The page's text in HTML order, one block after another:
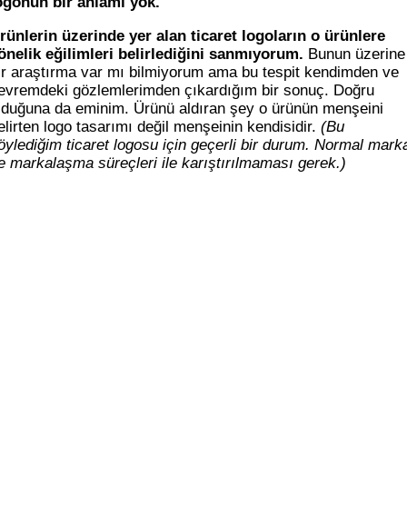
üzerinde yer alan ticaret logoların o ürünlere
eğilimleri belirlediğini sanmıyorum. Bunun üzerine
araştırma var mı bilmiyorum ama bu tespit kendimden ve
gözlemlerimden çıkardığım bir sonuç. Doğru
da eminim. Ürünü aldıran şey o ürünün menşeini
logo tasarımı değil menşeinin kendisidir. (Bu
ticaret logosu için geçerli bir durum. Normal
markalaşma süreçleri ile karıştırılmaması gerek.)